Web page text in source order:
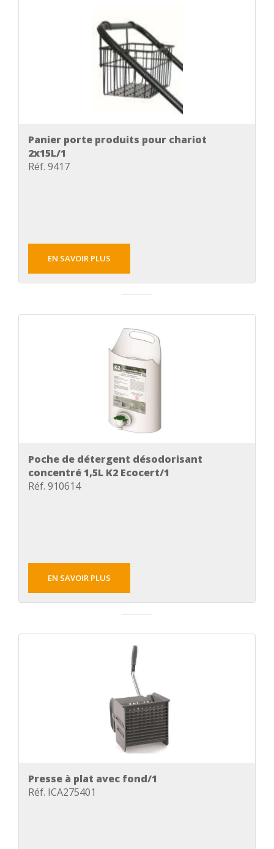
Panier porte produits pour chariot
2x15L/1
Réf. 9417
EN SAVOIR PLUS
Poche de détergent désodorisant
concentré 1,5L K2 Ecocert/1
Réf. 910614
EN SAVOIR PLUS
Presse à plat avec fond/1
Réf. ICA275401